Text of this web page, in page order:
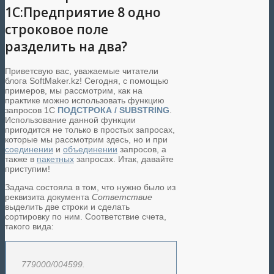
1С:Предприятие 8 одно
строковое поле
разделить на два?
Приветсвую вас, уважаемые читатели
блога SoftMaker.kz! Сегодня, с помощью
примеров, мы рассмотрим, как на
практике можно использовать функцию
запросов 1С ПОДСТРОКА / SUBSTRING
Использование данной функции
пригодится не только в простых запросах,
которые мы рассмотрим здесь, но и при
соединении и объединении запросов, а
также в пакетных запросах. Итак, давайте
приступим!
Задача состояла в том, что нужно было из
реквизита документа Сответствие
выделить две строки и сделать
сортировку по ним. Соответствие счета,
такого вида:
779000/004599.